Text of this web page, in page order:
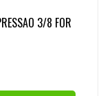
3/8 FOR